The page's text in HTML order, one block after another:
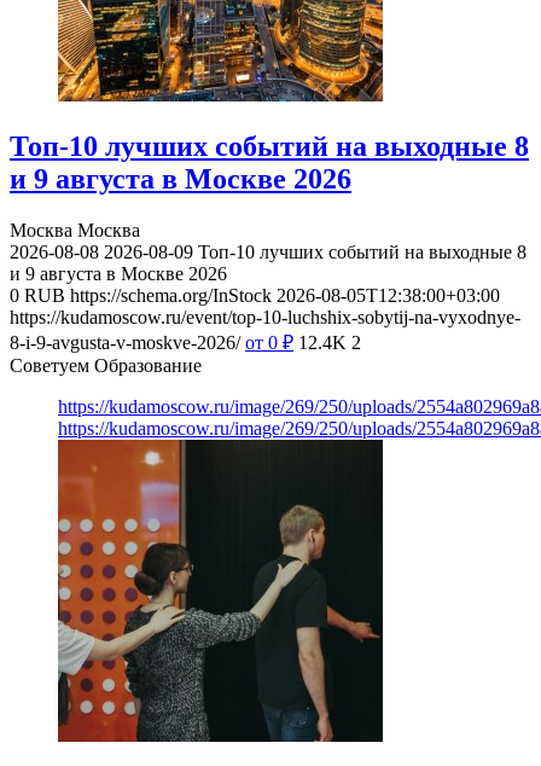
Топ-10 лучших событий на выходные 8
и 9 августа в Москве 2026
Москва Москва
2026-08-08 2026-08-09 Топ-10 лучших событий на выходные 8
и 9 августа в Москве 2026
0 RUB https://schema.org/InStock 2026-08-05T12:38:00+03:00
https://kudamoscow.ru/event/top-10-luchshix-sobytij-na-vyxodnye-
8-i-9-avgusta-v-moskve-2026/ от 0 ₽ 12.4K 2
Советуем Образование
https://kudamoscow.ru/image/269/250/uploads/
https://kudamoscow.ru/image/269/250/uploads/